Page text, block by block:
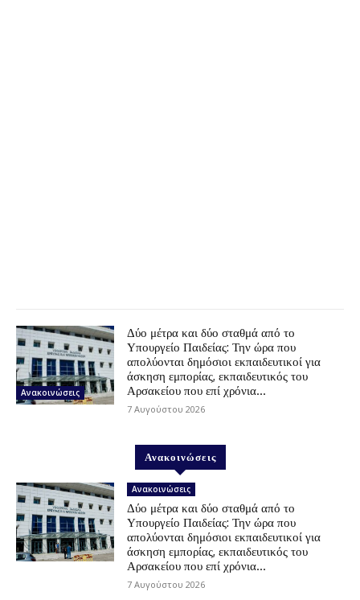
Ανακοινώσεις
Δύο μέτρα και δύο σταθμά από το
Υπουργείο Παιδείας: Την ώρα που
απολύονται δημόσιοι εκπαιδευτικοί για
άσκηση εμπορίας, εκπαιδευτικός του
Αρσακείου που επί χρόνια...
7 Αυγούστου 2026
Ανακοινώσεις
Ανακοινώσεις
Δύο μέτρα και δύο σταθμά από το
Υπουργείο Παιδείας: Την ώρα που
απολύονται δημόσιοι εκπαιδευτικοί για
άσκηση εμπορίας, εκπαιδευτικός του
Αρσακείου που επί χρόνια...
7 Αυγούστου 2026